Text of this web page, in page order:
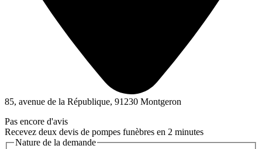
85, avenue de la République, 91230 Montgeron
Pas encore d'avis
Recevez deux devis de pompes funèbres en 2 minutes
Nature de la demande